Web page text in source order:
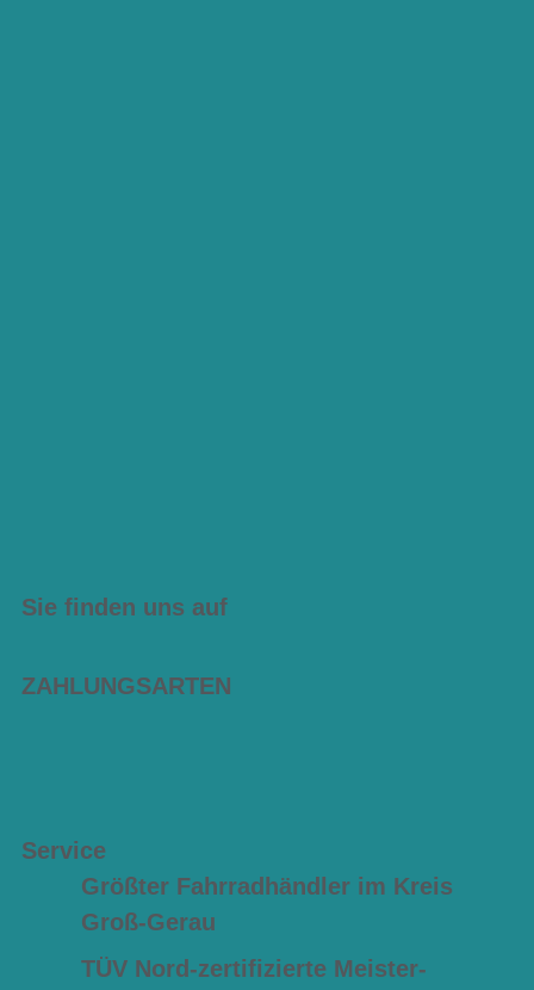
Sie finden uns auf
ZAHLUNGSARTEN
Service
Größter Fahrradhändler im Kreis
Groß-Gerau
TÜV Nord-zertifizierte Meister-